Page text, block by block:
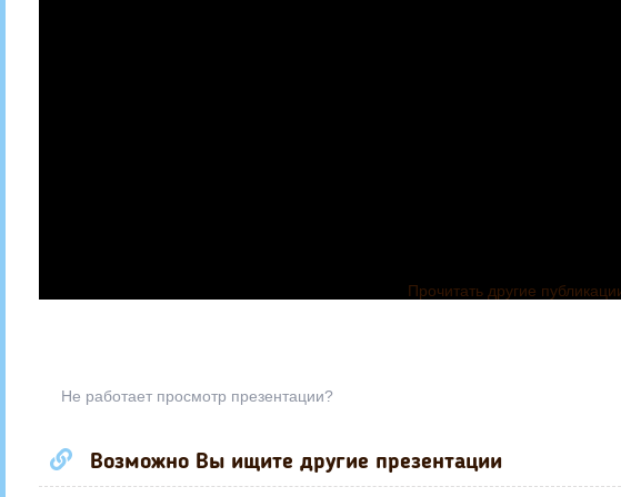
Прочитать другие
Не работает просмотр презентации?
Возможно Вы ищите другие презентации
Презентация по